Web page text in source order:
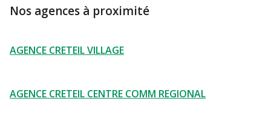
Nos agences à proximité
AGENCE CRETEIL VILLAGE
AGENCE CRETEIL CENTRE COMM REGIONAL